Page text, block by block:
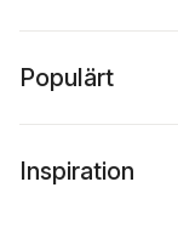
Populärt
Inspiration